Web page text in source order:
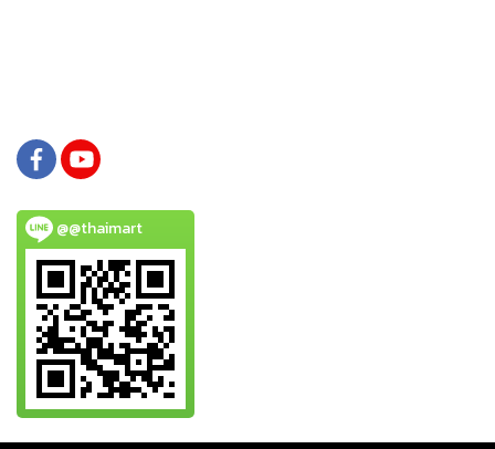
@@thaimart